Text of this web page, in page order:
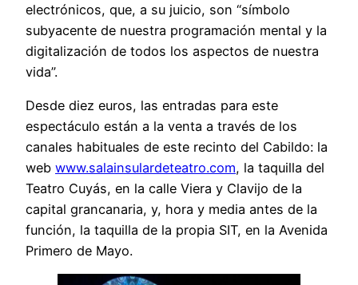
electrónicos, que, a su juicio, son “símbolo
subyacente de nuestra programación mental y la
digitalización de todos los aspectos de nuestra
vida”.
Desde diez euros, las entradas para este
espectáculo están a la venta a través de los
canales habituales de este recinto del Cabildo: la
web www.salainsulardeteatro.com, la taquilla del
Teatro Cuyás, en la calle Viera y Clavijo de la
capital grancanaria, y, hora y media antes de la
función, la taquilla de la propia SIT, en la Avenida
Primero de Mayo.